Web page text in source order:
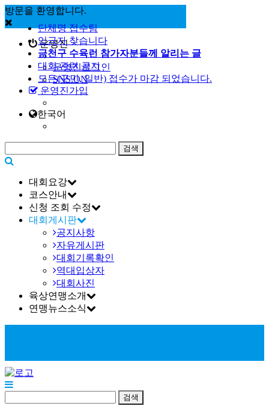
방문을 환영합니다.
운영진
운영진로그인
SNS ON
운영진가입
한국어
대회요강
코스안내
신청 조회 수정
대회게시판
공지사항
자유게시판
대회기록확인
역대입상자
대회사진
육상연맹소개
연맹뉴스소식
단체명 접수팀
입금자 찾습니다
금천구 수육런 참가자분들께 알리는 글
대회 관련 공지
모든(구민, 일반) 접수가 마감 되었습니다.
Sketchbook5, 스케치북5
Sketchbook5, 스케치북5